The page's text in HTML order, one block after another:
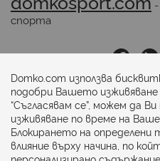
спорта
Последвайте ни:
Начини на плащане:
Domko.com използва
подобри Вашето
“Съгласявам се”, можем да
изживяване по време на
Блокирането на
влияние върху начина, по